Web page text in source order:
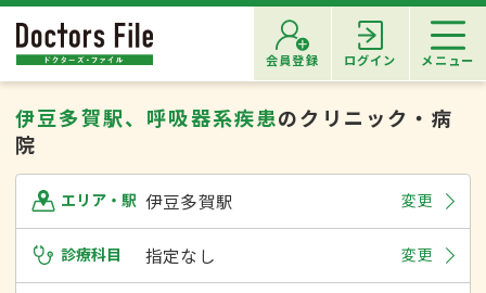
会員登録 ログイン メニュー
伊豆多賀駅、呼吸器系疾患のクリニック・病
院
エリア・駅 伊豆多賀駅 変更
診療科目 指定なし 変更